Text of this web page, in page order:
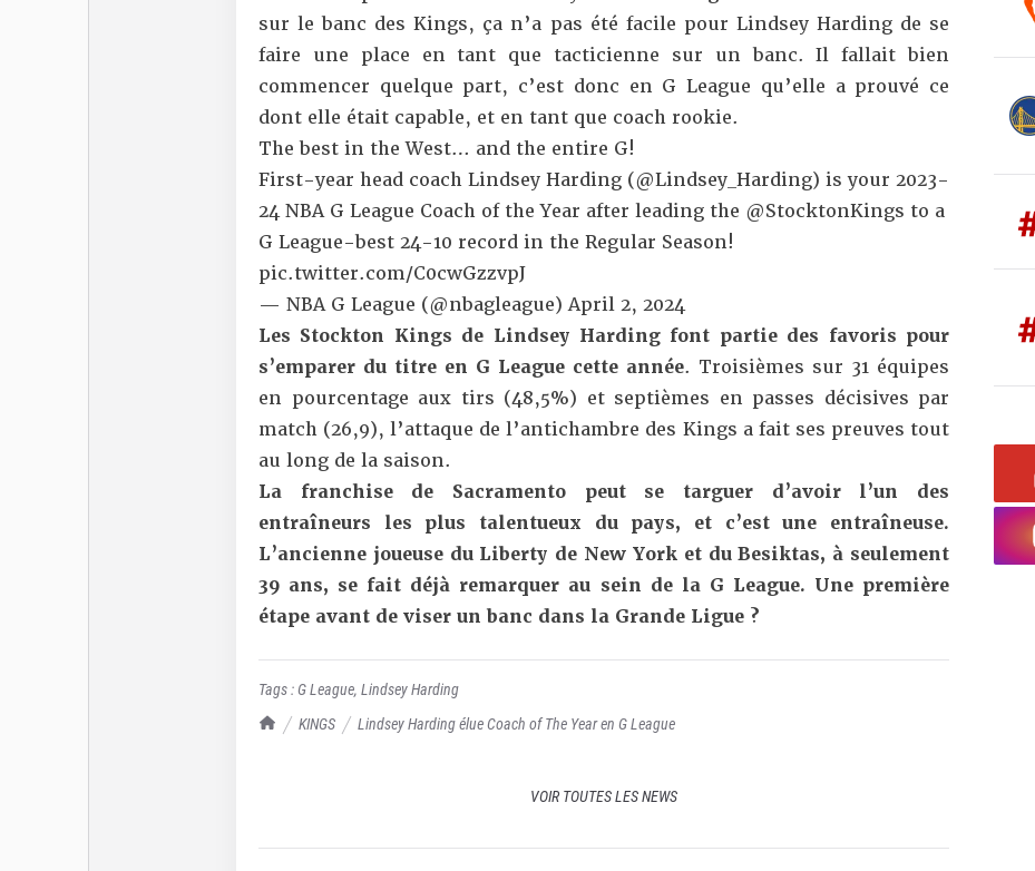
TrashTalk Actu NBA
KINGS Lindsey Harding élue Coach of The Year en G League
sur le banc des Kings, ça n’a pas été facile pour Lindsey Harding de se
faire une place en tant que tacticienne sur un banc. Il fallait bien
commencer quelque part, c’est donc en G League qu’elle a prouvé ce
dont elle était capable, et en tant que coach rookie.
The best in the West… and the entire G!
First-year head coach Lindsey Harding (@Lindsey_Harding) is your 2023-
24 NBA G League Coach of the Year after leading the @StocktonKings to a
G League-best 24-10 record in the Regular Season!
pic.twitter.com/C0cwGzzvpJ
— NBA G League (@nbagleague)April 2, 2024
Les Stockton Kings de Lindsey Harding font partie des favoris pour
s’emparer du titre en G League cette année. Troisièmes sur 31 équipes
en pourcentage aux tirs (48,5%) et septièmes en passes décisives par
match (26,9), l’attaque de l’antichambre des Kings a fait ses preuves tout
au long de la saison.
La franchise de Sacramento peut se targuer d’avoir l’un des
entraîneurs les plus talentueux du pays, et c’est une entraîneuse.
L’ancienne joueuse du Liberty de New York et du Besiktas, à seulement
39 ans, se fait déjà remarquer au sein de la G League. Une première
étape avant de viser un banc dans la Grande Ligue ?
Tags :G League, Lindsey Harding
VOIR TOUTES LES NEWS